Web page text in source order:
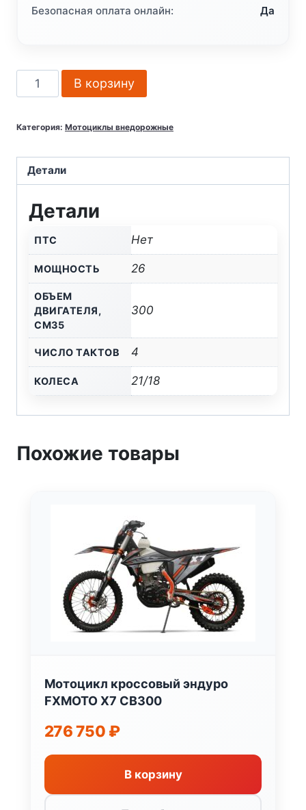
Безопасная оплата онлайн: Да
Количество
товара
кроссовый
AVANTIS
A8
300
CARB
(CBS300/174MN-
KKE
2022
(БАЛАНС.
ВАЛ)
В корзину
Категория: Мотоциклы внедорожные
Детали
Детали
ПТС Нет
МОЩНОСТЬ 26
ОБЪЕМ
ДВИГАТЕЛЯ,
СМ35
300
ЧИСЛО ТАКТОВ 4
КОЛЕСА 21/18
Похожие товары
Мотоцикл кроссовый эндуро
FXMOTO X7 CB300
276 750 ₽
В корзину